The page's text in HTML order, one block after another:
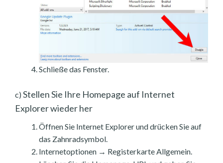
Schließe das Fenster.
c) Stellen Sie Ihre Homepage auf Internet
Explorer wieder her
Öffnen Sie Internet Explorer und drücken Sie auf
das Zahnradsymbol.
Internetoptionen → Registerkarte Allgemein.